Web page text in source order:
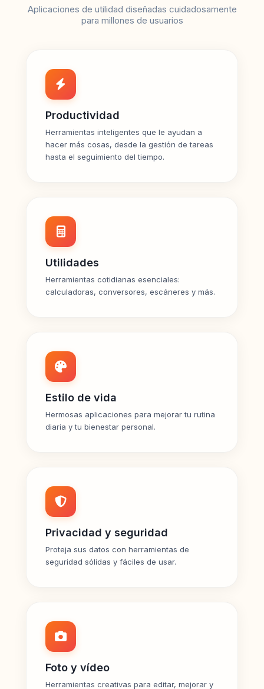
Aplicaciones de utilidad diseñadas cuidadosamente
para millones de usuarios
Productividad
Herramientas inteligentes que le ayudan a
hacer más cosas, desde la gestión de tareas
hasta el seguimiento del tiempo.
Utilidades
Herramientas cotidianas esenciales:
calculadoras, conversores, escáneres y más.
Estilo de vida
Hermosas aplicaciones para mejorar tu rutina
diaria y tu bienestar personal.
Privacidad y seguridad
Proteja sus datos con herramientas de
seguridad sólidas y fáciles de usar.
Foto y vídeo
Herramientas creativas para editar, mejorar y